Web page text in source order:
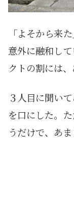
「よそから来
意外に融和し
クトの割には
３人目に聞い
を口にした。
うだけで、あ